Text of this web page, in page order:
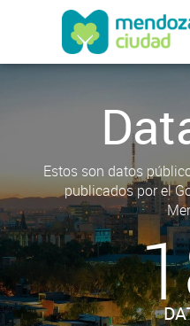
Estos son datos
publicados por el